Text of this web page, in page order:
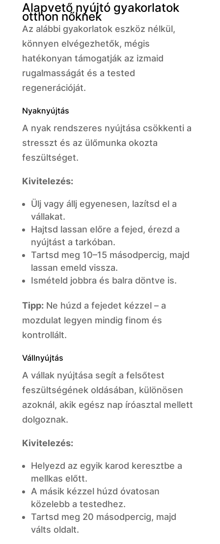
Alapvető nyújtó gyakorlatok
otthon nőknek
Az alábbi gyakorlatok eszköz nélkül,
könnyen elvégezhetők, mégis
hatékonyan támogatják az izmaid
rugalmasságát és a tested
regenerációját.
Nyaknyújtás
A nyak rendszeres nyújtása csökkenti a
stresszt és az ülőmunka okozta
feszültséget.
Kivitelezés:
Ülj vagy állj egyenesen, lazítsd el a
vállakat.
Hajtsd lassan előre a fejed, érezd a
nyújtást a tarkóban.
Tartsd meg 10–15 másodpercig, majd
lassan emeld vissza.
Ismételd jobbra és balra döntve is.
Tipp:Ne húzd a fejedet kézzel – a
mozdulat legyen mindig finom és
kontrollált.
Vállnyújtás
A vállak nyújtása segít a felsőtest
feszültségének oldásában, különösen
azoknál, akik egész nap íróasztal mellett
dolgoznak.
Kivitelezés:
Helyezd az egyik karod keresztbe a
mellkas előtt.
A másik kézzel húzd óvatosan
közelebb a testedhez.
Tartsd meg 20 másodpercig, majd
válts oldalt.